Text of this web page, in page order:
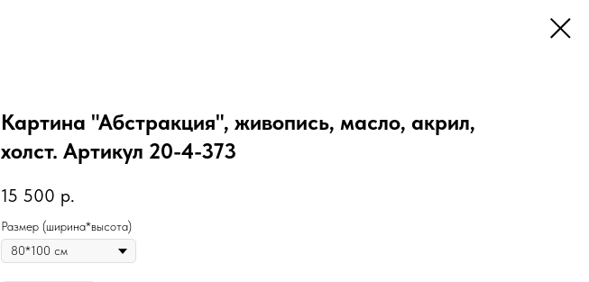
Картина "Абстракция", живопись, масло, акрил,
холст. Артикул 20-4-373
15 500 р.
Размер (ширина*высота)